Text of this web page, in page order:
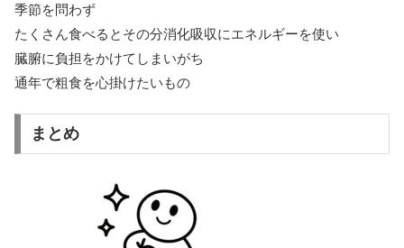
季節を問わず
たくさん食べるとその分消化吸収にエネルギーを使い
臓腑に負担をかけてしまいがち
通年で粗食を心掛けたいもの
まとめ